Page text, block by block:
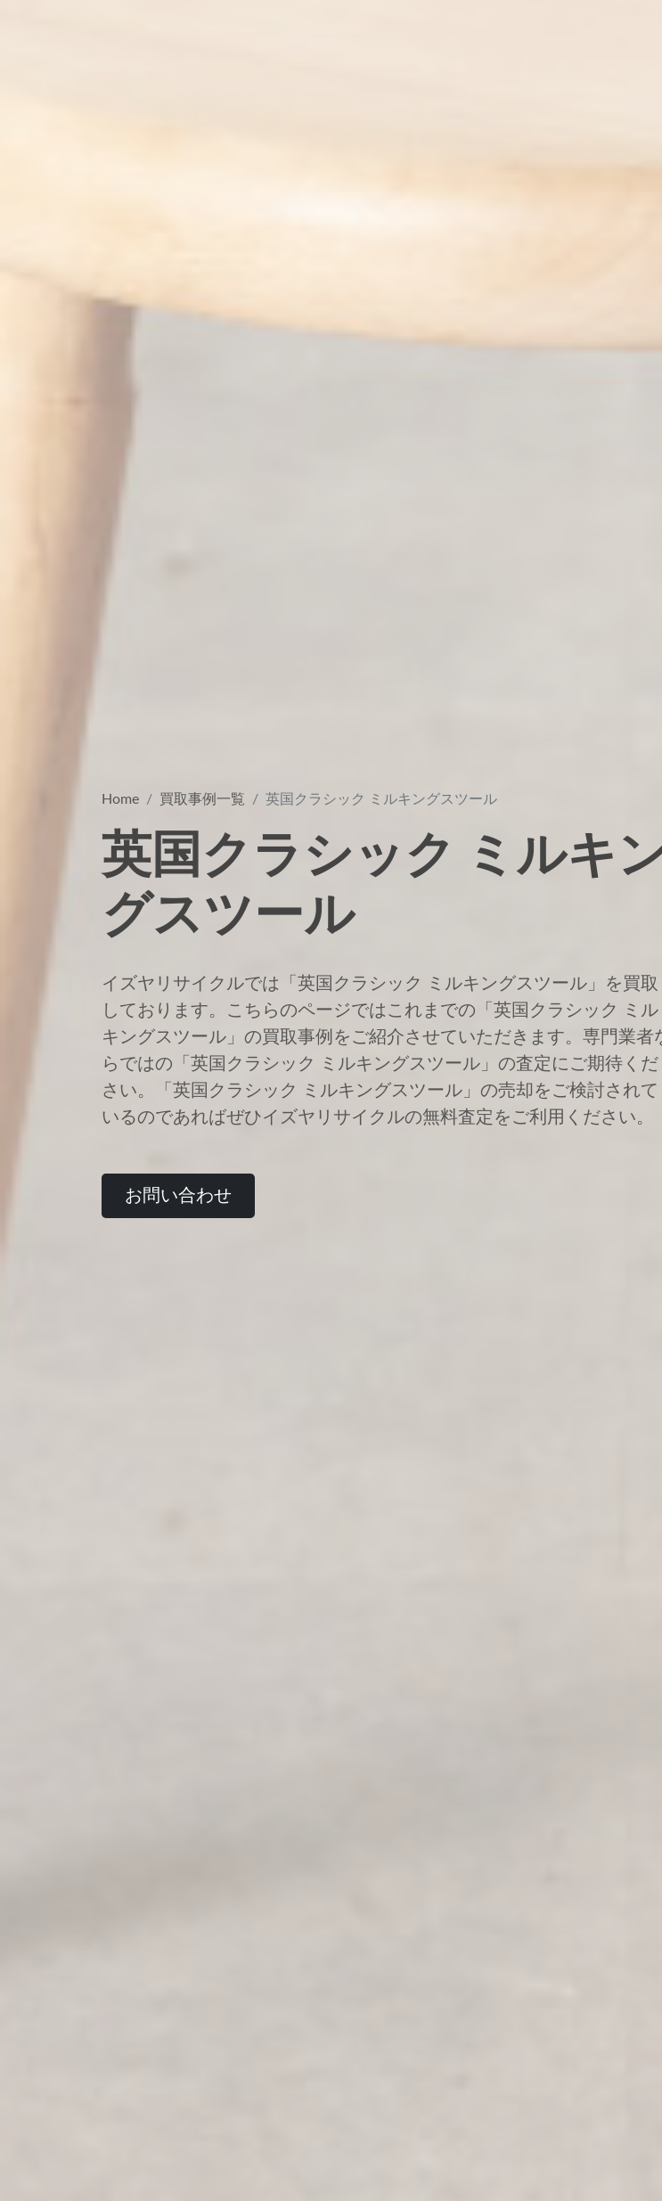
Home 買取事例一覧 英国クラシック ミルキングスツール
英国クラシック ミルキ
グスツール
イズヤリサイクルでは「英国クラシック ミルキングスツール」を買取
しております。こちらのページではこれまでの「英国クラシック ミル
キングスツール」の買取事例をご紹介させていただきます。専門業者
らではの「英国クラシック ミルキングスツール」の査定にご期待くだ
さい。「英国クラシック ミルキングスツール」の売却をご検討されて
いるのであればぜひイズヤリサイクルの無料査定をご利用ください。
お問い合わせ